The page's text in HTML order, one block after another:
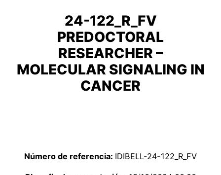
24-122_R_FV
PREDOCTORAL
RESEARCHER –
MOLECULAR SIGNALING IN
CANCER
Número de referencia: IDIBELL-24-122_R_FV